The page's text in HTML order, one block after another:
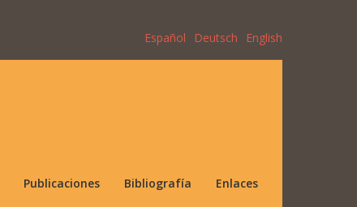
Español Deutsch English
Publicaciones Bibliografía Enlaces